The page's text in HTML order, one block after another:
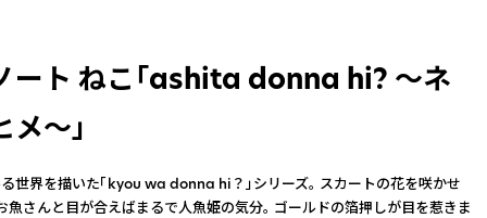
ート ねこ「ashita donna hi? 〜ネ
〜」
世界を描いた「kyou wa donna hi？」シリーズ。 スカートの花を咲かせ
魚さんと目が合えばまるで人魚姫の気分。 ゴールドの箔押しが目を惹きま